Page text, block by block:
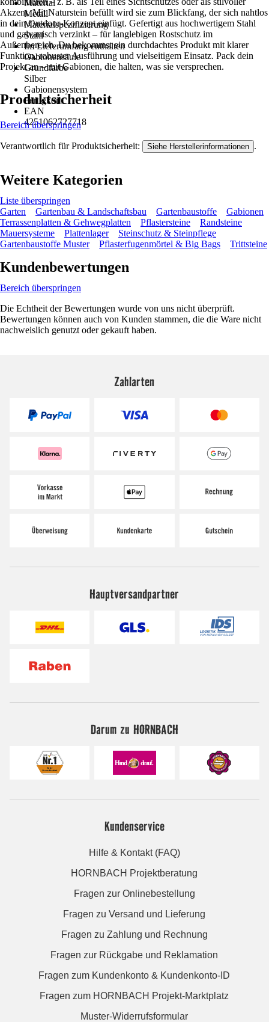
Material
Metall
Materialspezifizierung
Stahl
Im Lieferumfang enthalten
Gabionensäule
Grundfarbe
Silber
Gabionensystem
Fertigkorb
EAN
4251062727718
Akzent. Mit Naturstein befüllt wird sie zum Blickfang, der sich nahtlos
in dein Outdoor-Konzept einfügt. Gefertigt aus hochwertigem Stahl
und galvanisch verzinkt – für langlebigen Rostschutz im
Außenbereich. Du bekommst ein durchdachtes Produkt mit klarer
Funktion, robuster Ausführung und vielseitigem Einsatz. Pack dein
Projekt an – mit Gabionen, die halten, was sie versprechen.
Produktsicherheit
Bereich überspringen
Verantwortlich für Produktsicherheit: Siehe Herstellerinformationen .
Weitere Kategorien
Liste überspringen
Garten
Gartenbau & Landschaftsbau Gartenbaustoffe
Gabionen
Terrassenplatten & Gehwegplatten
Pflastersteine
Randsteine
Mauersysteme
Plattenlager
Steinschutz & Steinpflege
Gartenbaustoffe Muster
Pflasterfugenmörtel & Big Bags Trittsteine
Kundenbewertungen
Bereich überspringen
Die Echtheit der Bewertungen wurde von uns nicht überprüft.
Bewertungen können auch von Kunden stammen, die die Ware nicht
nachweislich genutzt oder gekauft haben.
Zahlarten
Hauptversandpartner
Darum zu HORNBACH
Kundenservice
Hilfe & Kontakt (FAQ)
HORNBACH Projektberatung
Fragen zur Onlinebestellung
Fragen zu Versand und Lieferung
Fragen zu Zahlung und Rechnung
Fragen zur Rückgabe und Reklamation
Fragen zum Kundenkonto & Kundenkonto-ID
Fragen zum HORNBACH Projekt-Marktplatz
Muster-Widerrufsformular